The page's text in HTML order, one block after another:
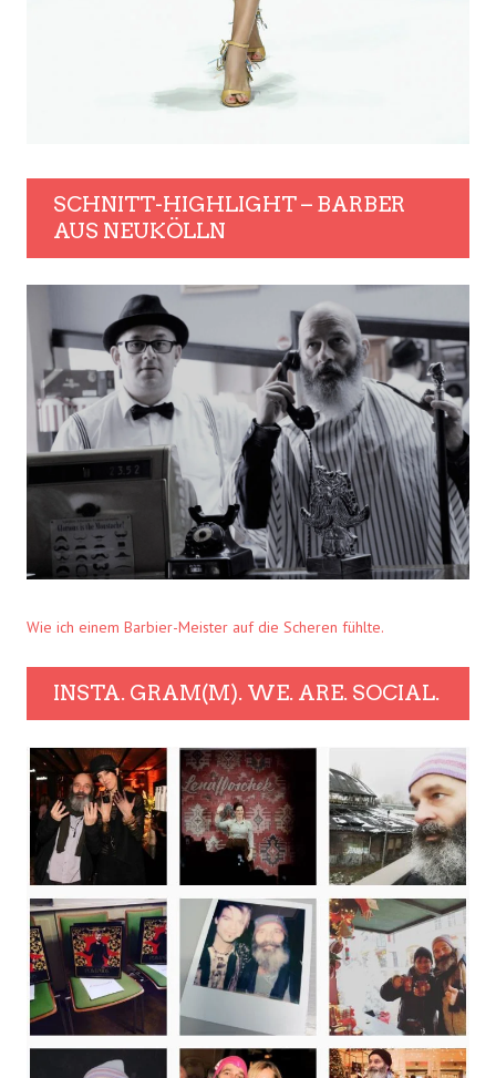
SCHNITT-HIGHLIGHT – BARBER
AUS NEUKÖLLN
Wie ich einem Barbier-Meister auf die Scheren fühlte.
INSTA. GRAM(M). WE. ARE. SOCIAL.